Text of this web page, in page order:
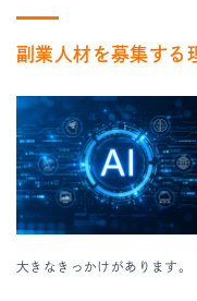
副業人材を募集する
大きなきっかけがあります。